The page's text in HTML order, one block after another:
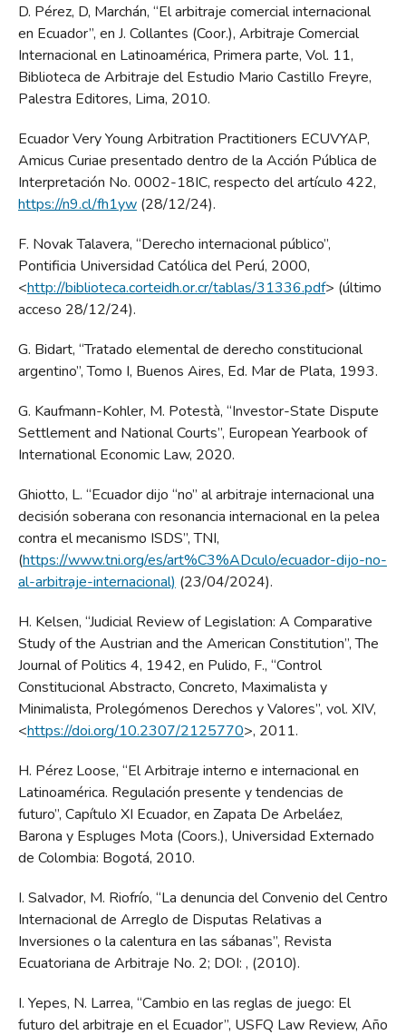
D. Pérez, D, Marchán, “El arbitraje comercial internacional
en Ecuador”, en J. Collantes (Coor.), Arbitraje Comercial
Internacional en Latinoamérica, Primera parte, Vol. 11,
Biblioteca de Arbitraje del Estudio Mario Castillo Freyre,
Palestra Editores, Lima, 2010.
Ecuador Very Young Arbitration Practitioners ECUVYAP,
Amicus Curiae presentado dentro de la Acción Pública de
Interpretación No. 0002-18IC, respecto del artículo 422,
https://n9.cl/fh1yw(28/12/24).
F. Novak Talavera, “Derecho internacional público”,
Pontificia Universidad Católica del Perú, 2000,
<http://biblioteca.corteidh.or.cr/tablas/31336.pdf> (último
acceso 28/12/24).
G. Bidart, “Tratado elemental de derecho constitucional
argentino”, Tomo I, Buenos Aires, Ed. Mar de Plata, 1993.
G. Kaufmann-Kohler, M. Potestà, “Investor-State Dispute
Settlement and National Courts”, European Yearbook of
International Economic Law, 2020.
Ghiotto, L. “Ecuador dijo “no” al arbitraje internacional una
decisión soberana con resonancia internacional en la pelea
contra el mecanismo ISDS”, TNI,
(https://www.tni.org/es/art%C3%ADculo/ecuador-dijo-no-
al-arbitraje-internacional) (23/04/2024).
H. Kelsen, “Judicial Review of Legislation: A Comparative
Study of the Austrian and the American Constitution”, The
Journal of Politics 4, 1942, en Pulido, F., “Control
Constitucional Abstracto, Concreto, Maximalista y
Minimalista, Prolegómenos Derechos y Valores”, vol. XIV,
<https://doi.org/10.2307/2125770>, 2011.
H. Pérez Loose, “El Arbitraje interno e internacional en
Latinoamérica. Regulación presente y tendencias de
futuro”, Capítulo XI Ecuador, en Zapata De Arbeláez,
Barona y Espluges Mota (Coors.), Universidad Externado
de Colombia: Bogotá, 2010.
I. Salvador, M. Riofrío, “La denuncia del Convenio del Centro
Internacional de Arreglo de Disputas Relativas a
Inversiones o la calentura en las sábanas”, Revista
Ecuatoriana de Arbitraje No. 2; DOI: , (2010).
I. Yepes, N. Larrea, “Cambio en las reglas de juego: El
futuro del arbitraje en el Ecuador”, USFQ Law Review, Año